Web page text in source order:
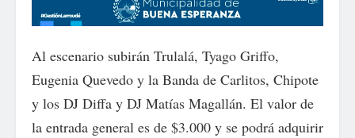
Al escenario subirán Trulalá, Tyago Griffo,
Eugenia Quevedo y la Banda de Carlitos, Chipote
y los DJ Diffa y DJ Matías Magallán. El valor de
la entrada general es de $3.000 y se podrá adquirir